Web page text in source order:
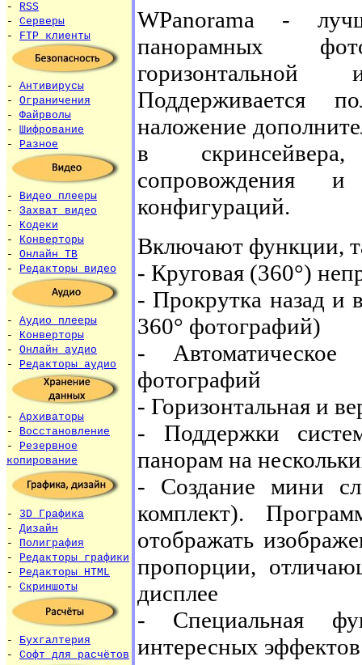
- RSS
- Серверы
- FTP клиенты
- Антивирусы
- Ограничения
- Файрволы
- Шифрование
- Разное
- Видео плееры
- Захват видео
- Кодеки
- Конверторы
- Онлайн ТВ
- Редакторы видео
- Аудио плееры
- Конверторы
- Онлайн аудио
- Редакторы аудио
- Архиваторы
- Восстановление
- Резервное
копирование
- 3D Графика
- Дизайн
- Полиграфия
- Редакторы графики
- Редакторы HTML
- Скриншоты
- Бухгалтерия
- Софт для расчётов
WPanorama -
панорамных
Поддерживается
наложение
в
сопровождения и
конфигураций.
Включают функции,
- Круговая (360°)
- Прокрутка назад и
360° фотографий)
- Автоматическое
фотографий
- Горизонтальная и
- Поддержки
панорам на
- Создание мини
комплект).
отображать
пропорции,
дисплее
- Специальная
интересных эффектов